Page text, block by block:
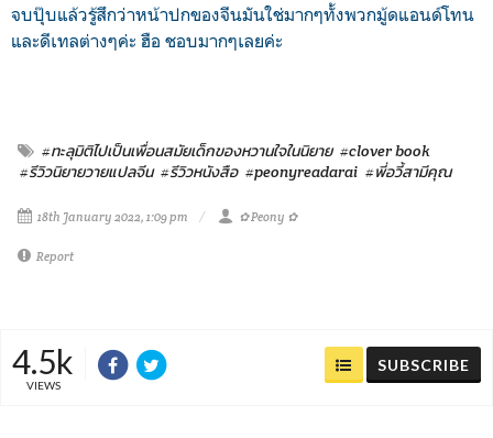
จบปุ๊บแล้วรู้สึกว่าหน้าปกของจีนมันใช่มากๆทั้งพวกมู้ดแอนด์โทน
และดีเทลต่างๆค่ะ ฮือ ชอบมากๆเลยค่ะ
#ทะลุมิติไปเป็นเพื่อนสมัยเด็กของหวานใจในนิยาย #clover book
#รีวิวนิยายวายแปลจีน #รีวิวหนังสือ #peonyreadarai #พี่อวี้สามีคุณ
18th January 2022, 1:09 pm ✿ Peony ✿
Report
4.5k
VIEWS
SUBSCRIBE